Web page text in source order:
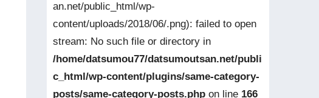
an.net/public_html/wp-
content/uploads/2018/06/.png): failed to open
stream: No such file or directory in
/home/datsumou77/datsumoutsan.net/publi
c_html/wp-content/plugins/same-category-
posts/same-category-posts.php on line 166